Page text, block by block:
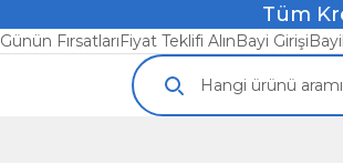
Tüm
Günün FırsatlarıFiyat Teklifi AlınBayi Girişi